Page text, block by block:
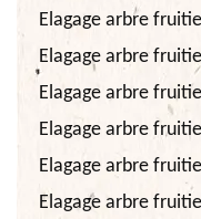
Elagage arbre
Elagage arbre
Elagage arbre
Elagage arbre
Elagage arbre
Elagage arbre